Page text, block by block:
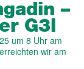
–
G3l
um 8 Uhr am
wir am